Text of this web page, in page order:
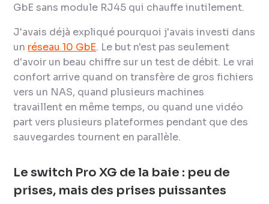
GbE sans module RJ45 qui chauffe inutilement.
J'avais déjà expliqué pourquoi j'avais investi dans
un réseau 10 GbE. Le but n'est pas seulement
d'avoir un beau chiffre sur un test de débit. Le vrai
confort arrive quand on transfère de gros fichiers
vers un NAS, quand plusieurs machines
travaillent en même temps, ou quand une vidéo
part vers plusieurs plateformes pendant que des
sauvegardes tournent en parallèle.
Le switch Pro XG de la baie : peu de
prises, mais des prises puissantes